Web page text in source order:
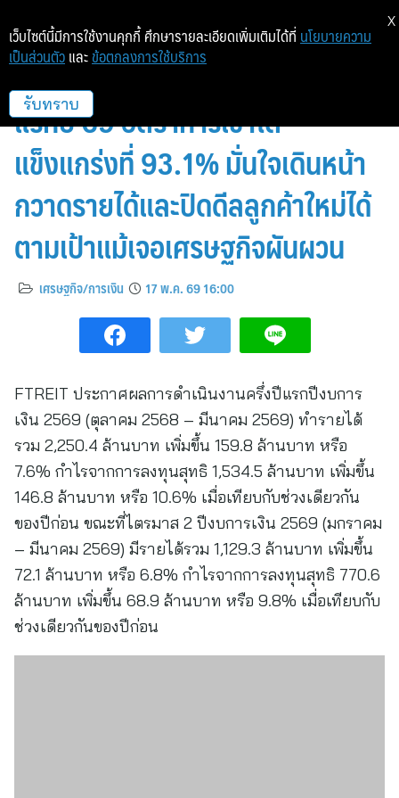
FTREIT โชว์ฟอร์มผลงานครึ่งปี
แรกปี 69 อัตราการเช่าโต
แข็งแกร่งที่ 93.1% มั่นใจเดินหน้า
กวาดรายได้และปิดดีลลูกค้าใหม่ได้
ตามเป้าแม้เจอเศรษฐกิจผันผวน
เศรษฐกิจ/การเงิน 17 พ.ค. 69 16:00
FTREIT ประกาศผลการดำเนินงานครึ่งปีแรกปีงบการ
เงิน 2569 (ตุลาคม 2568 – มีนาคม 2569) ทำรายได้
รวม 2,250.4 ล้านบาท เพิ่มขึ้น 159.8 ล้านบาท หรือ
7.6% กำไรจากการลงทุนสุทธิ 1,534.5 ล้านบาท เพิ่มขึ้น
146.8 ล้านบาท หรือ 10.6% เมื่อเทียบกับช่วงเดียวกัน
ของปีก่อน ขณะที่ไตรมาส 2 ปีงบการเงิน 2569 (มกราคม
– มีนาคม 2569) มีรายได้รวม 1,129.3 ล้านบาท เพิ่มขึ้น
72.1 ล้านบาท หรือ 6.8% กำไรจากการลงทุนสุทธิ 770.6
ล้านบาท เพิ่มขึ้น 68.9 ล้านบาท หรือ 9.8% เมื่อเทียบกับ
ช่วงเดียวกันของปีก่อน
เว็บไซต์นี้มีการใช้งานคุกกี้ ศึกษารายละเอียดเพิ่มเติมได้ที่ นโยบายความ
เป็นส่วนตัว และ ข้อตกลงการใช้บริการ
รับทราบ
X